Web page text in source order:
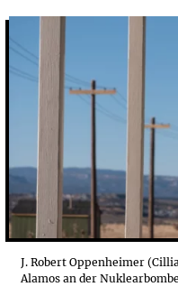
J. Robert Oppenheimer
Alamos an der